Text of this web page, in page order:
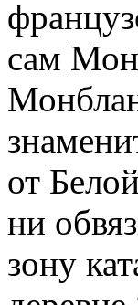
сам
от
ни
зону